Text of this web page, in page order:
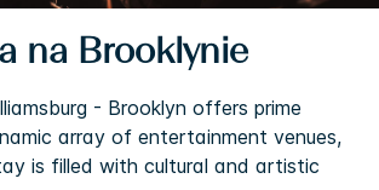
na Brooklynie
- Brooklyn offers prime
array of entertainment venues,
is filled with cultural and artistic